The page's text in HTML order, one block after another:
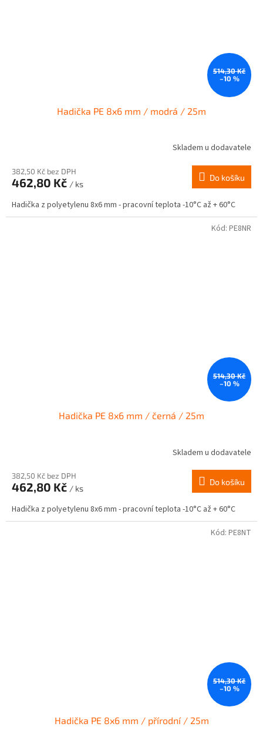
514,30 Kč
–10 %
Hadička PE 8x6 mm / modrá / 25m
Skladem u dodavatele
382,50 Kč bez DPH
462,80 Kč / ks
Do košíku
Hadička z polyetylenu 8x6 mm - pracovní teplota -10°C až + 60°C
514,30 Kč
–10 %
Hadička PE 8x6 mm / černá / 25m
Skladem u dodavatele
382,50 Kč bez DPH
462,80 Kč / ks
Do košíku
Hadička z polyetylenu 8x6 mm - pracovní teplota -10°C až + 60°C
Kód: PE8NR
514,30 Kč
–10 %
Hadička PE 8x6 mm / přírodní / 25m
Kód: PE8NT